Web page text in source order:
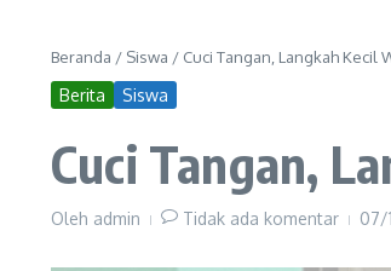
Beranda / Siswa / Cuci Tangan, Langkah Kecil
Berita Siswa
Cuci Tangan,
Oleh admin Tidak ada komentar 07/